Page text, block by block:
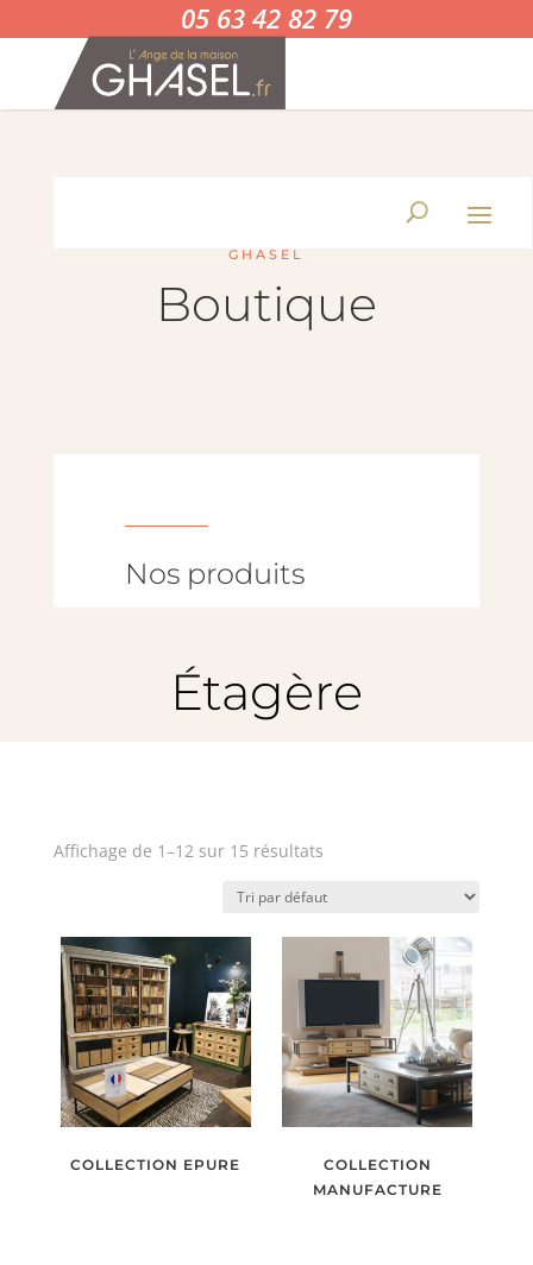
05 63 42 82 79
GHASEL
Boutique
Nos produits
Étagère
Affichage de 1–12 sur 15 résultats
COLLECTION EPURE
COLLECTION
MANUFACTURE